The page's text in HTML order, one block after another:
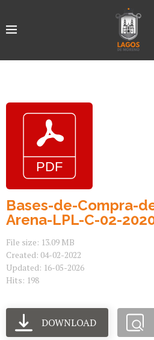
Bases-de-Compra-
Arena-LPL-C-02-
File size: 13.09 MB
Created: 04-02-2022
Updated: 16-05-2026
Hits: 198
DOWNLOAD